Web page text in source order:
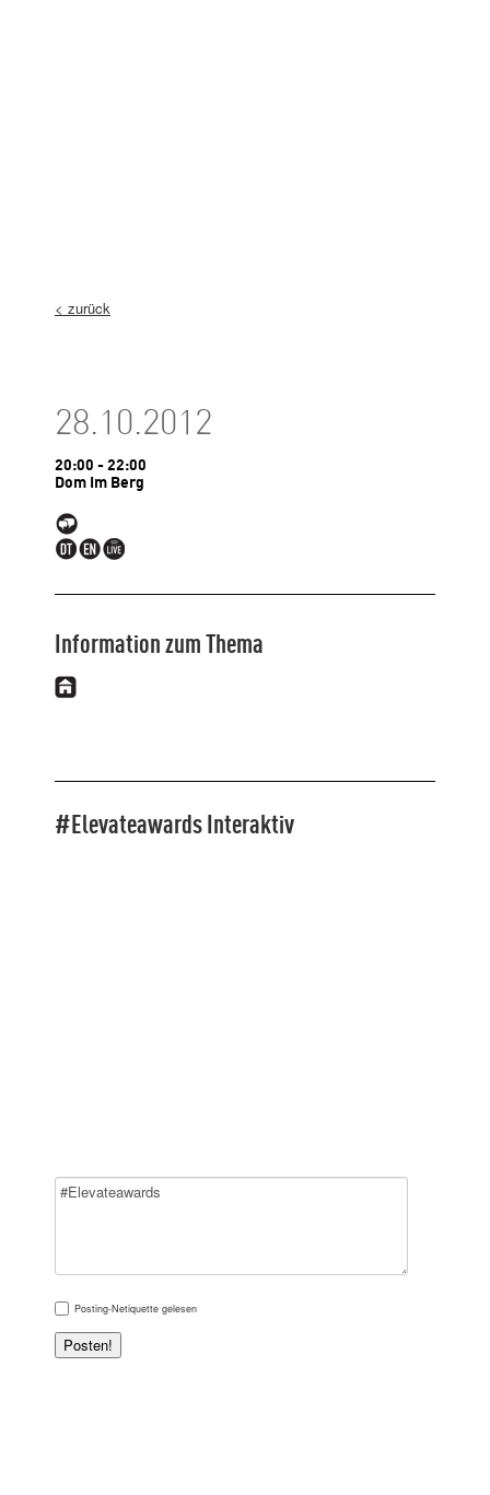
< zurück
28.10.2012
20:00 - 22:00
Dom Im Berg
Information zum Thema
#Elevateawards Interaktiv
Posting-Netiquette gelesen
Posten!